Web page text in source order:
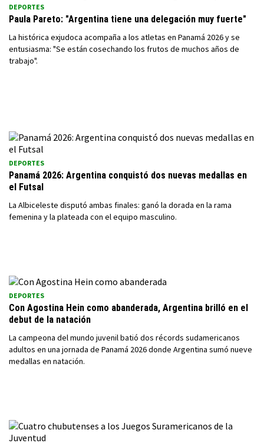
DEPORTES
Paula Pareto: "Argentina tiene una delegación muy fuerte"
La histórica exjudoca acompaña a los atletas en Panamá 2026 y se
entusiasma: "Se están cosechando los frutos de muchos años de
trabajo".
DEPORTES
Panamá 2026: Argentina conquistó dos nuevas medallas en
el Futsal
La Albiceleste disputó ambas finales: ganó la dorada en la rama
femenina y la plateada con el equipo masculino.
DEPORTES
Con Agostina Hein como abanderada, Argentina brilló en el
debut de la natación
La campeona del mundo juvenil batió dos récords sudamericanos
adultos en una jornada de Panamá 2026 donde Argentina sumó nueve
medallas en natación.